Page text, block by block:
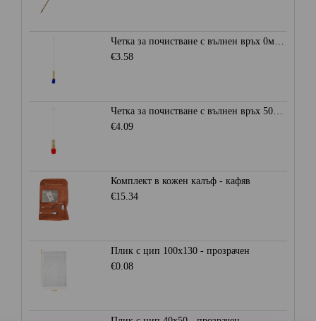
Четка за почистване с вълнен връх 0мм. - Синя
€3.58
Четка за почистване с вълнен връх 50мм. - Червена
€4.09
Комплект в кожен калъф - кафяв
€15.34
Плик с цип 100х130 - прозрачен
€0.08